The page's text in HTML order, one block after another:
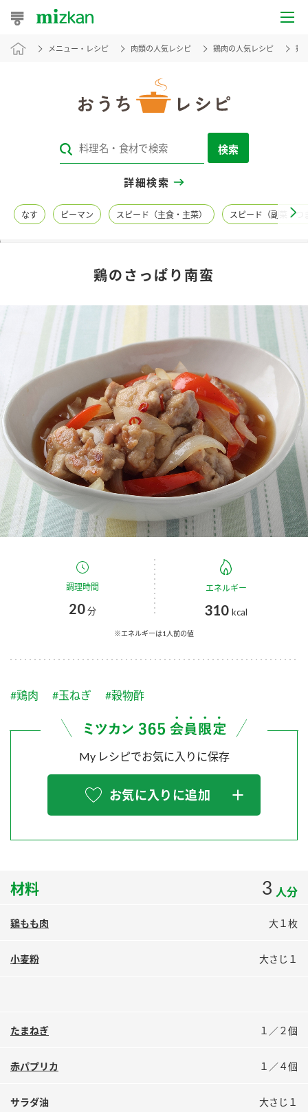
おうちレシピ
レシピカテゴリ一覧
レシピ名特集
商品カテゴリ
酢
お酢ドリンク ぽん酢
みりん風・料理酒 鍋用調味料
つゆ
スープ 中華
ふりかけ
炊き込みご飯の素 米飯用調味液
新商品一覧
キャンペーン情報
ブランド・スペシャルサイト
ブランド・スペシャルサイト トップ
商品ブランドサイト
Fibee（ファイビー）
くらしプラ酢
カンタン酢
お酢ドリンク
つゆ
PIN印
スペシャルサイト
お酢を知ろう！
ぽん酢サワー
鍋奉行マニュアル
ミツカンのCM
企業情報
国内事業概要
企業理念
ミツカンの歴史
ミツカンを知る
環境への取り組み
ZENB initiative
MIM（ミツカンミュージアム）
各部門が大切にしていること
販売終了製品のご案内
よくあるご質問
地図から取り扱い店舗を探す
検索
業務用サイト 製造所固有記号一覧
メニュー・レシピ 肉類の人気レシピ 鶏肉の人気レシピ 鶏
検索
詳細検索
なす ピーマン スピード（主食・主菜） スピード（副菜・つ
鶏のさっぱり南蛮
調理時間
20分
エネルギー
310 kcal
※エネルギーは1人前の値
#鶏肉 #玉ねぎ #穀物酢
My レシピでお気に入りに保存
お気に入りに追加
材料 3 人分
鶏もも肉 大１枚
小麦粉 大さじ１
たまねぎ １／２個
赤パプリカ １／４個
サラダ油 大さじ１